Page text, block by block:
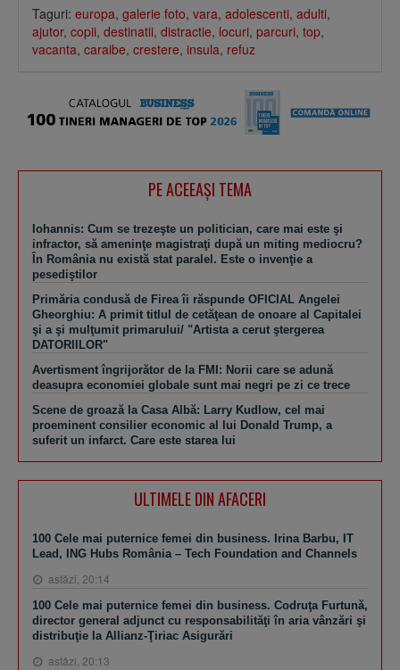
Taguri: europa, galerie foto, vara, adolescenti, adulti,
ajutor, copii, destinatii, distractie, locuri, parcuri, top,
vacanta, caraibe, crestere, insula, refuz
PE ACEEAŞI TEMA
Iohannis: Cum se trezeşte un politician, care mai este şi
infractor, să ameninţe magistraţi după un miting mediocru?
În România nu există stat paralel. Este o invenţie a
pesediştilor
Primăria condusă de Firea îi răspunde OFICIAL Angelei
Gheorghiu: A primit titlul de cetăţean de onoare al Capitalei
şi a şi mulţumit primarului/ "Artista a cerut ştergerea
DATORIILOR"
Avertisment îngrijorător de la FMI: Norii care se adună
deasupra economiei globale sunt mai negri pe zi ce trece
Scene de groază la Casa Albă: Larry Kudlow, cel mai
proeminent consilier economic al lui Donald Trump, a
suferit un infarct. Care este starea lui
ULTIMELE DIN AFACERI
100 Cele mai puternice femei din business. Irina Barbu, IT
Lead, ING Hubs România – Tech Foundation and Channels
astăzi, 20:14
100 Cele mai puternice femei din business. Codruţa Furtună,
director general adjunct cu responsabilităţi în aria vânzări şi
distribuţie la Allianz-Ţiriac Asigurări
astăzi, 20:13